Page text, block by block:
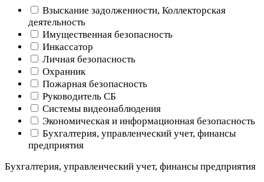
Взыскание задолженности, Коллекторская
деятельность
Имущественная безопасность
Инкассатор
Личная безопасность
Охранник
Пожарная безопасность
Руководитель СБ
Системы видеонаблюдения
Экономическая и информационная безопасность
Бухгалтерия, управленческий учет, финансы
предприятия
Бухгалтерия, управленческий учет, финансы предприятия